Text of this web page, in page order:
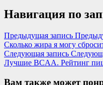
Навигация по
Предыдущая запись
Сколько жира я могу
Следующая запись
Лучшие BCAA. Рейтинг
Вам также может